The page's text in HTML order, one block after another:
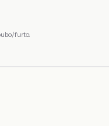
furto.